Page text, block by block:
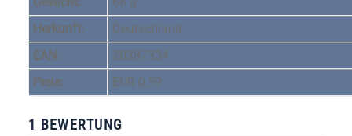
Herkunft:
Deutschland
EAN:
20387334
Preis:
EUR 0,59
1 BEWERTUNG